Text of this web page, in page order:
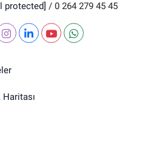
protected] / 0 264 279 45 45